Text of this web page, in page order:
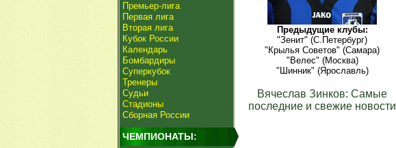
Премьер-лига
Первая лига
Вторая лига
Кубок России
Календарь
Бомбардиры
Суперкубок
Тренеры
Судьи
Стадионы
Сборная России
ЧЕМПИОНАТЫ:
Предыдущие клубы:
"Зенит" (С.Петербург)
"Крылья Советов" (Самара)
"Велес" (Москва)
"Шинник" (Ярославль)
Вячеслав Зинков: Самые
последние и свежие новости